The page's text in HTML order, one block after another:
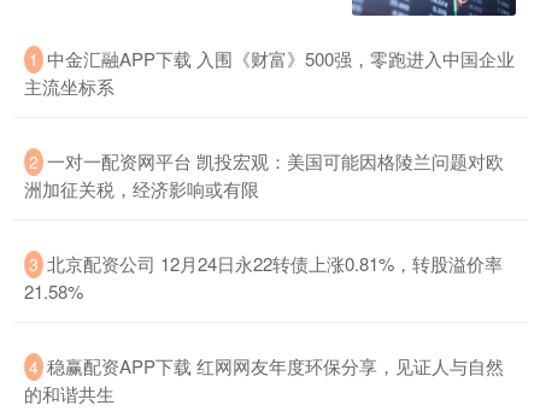
1 中金汇融APP下载 入围《财富》500强，零跑进入中国企业
主流坐标系
2 一对一配资网平台 凯投宏观：美国可能因格陵兰问题对欧
洲加征关税，经济影响或有限
3 北京配资公司 12月24日永22转债上涨0.81%，转股溢价率
21.58%
4 稳赢配资APP下载 红网网友年度环保分享，见证人与自然
的和谐共生